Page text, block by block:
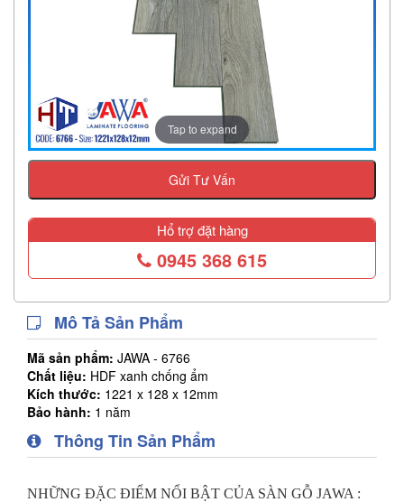
Tap to expand
Gửi Tư Vấn
Hổ trợ đặt hàng
0945 368 615
Mô Tả Sản Phẩm
Mã sản phẩm: JAWA - 6766
Chất liệu: HDF xanh chống ẩm
Kích thước: 1221 x 128 x 12mm
Bảo hành: 1 năm
Thông Tin Sản Phẩm
NHỮNG ĐẶC ĐIỂM NỔI BẬT CỦA SÀN GỖ JAWA :